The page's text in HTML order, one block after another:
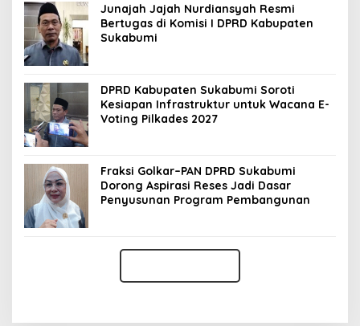
Junajah Jajah Nurdiansyah Resmi
Bertugas di Komisi I DPRD Kabupaten
Sukabumi
DPRD Kabupaten Sukabumi Soroti
Kesiapan Infrastruktur untuk Wacana E-
Voting Pilkades 2027
Fraksi Golkar–PAN DPRD Sukabumi
Dorong Aspirasi Reses Jadi Dasar
Penyusunan Program Pembangunan